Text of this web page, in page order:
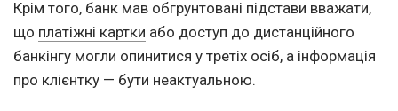
Крім того, банк мав обгрунтовані підстави вважати,
що платіжні картки або доступ до дистанційного
банкінгу могли опинитися у третіх осіб, а інформація
про клієнтку — бути неактуальною.